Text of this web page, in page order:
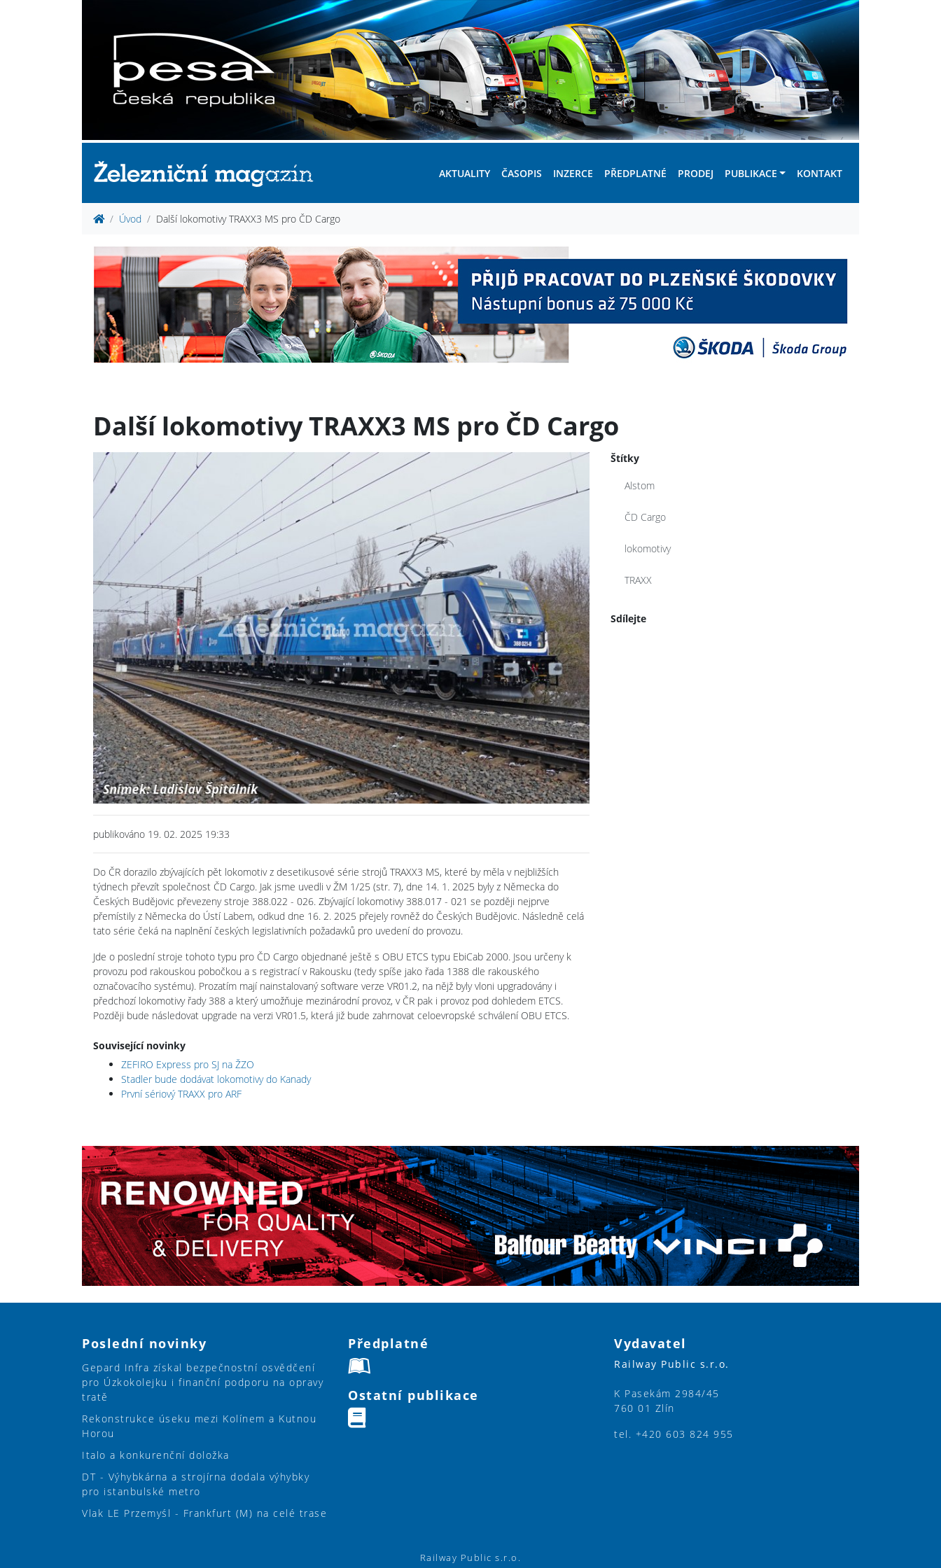
AKTUALITY ČASOPIS INZERCE PŘEDPLATNÉ PRODEJ PUBLIKACE KONTAKT
Úvod Další lokomotivy TRAXX3 MS pro ČD Cargo
Další lokomotivy TRAXX3 MS pro ČD Cargo
publikováno 19. 02. 2025 19:33
Do ČR dorazilo zbývajících pět lokomotiv z desetikusové série strojů TRAXX3 MS, které by měla v nejbližších
týdnech převzít společnost ČD Cargo. Jak jsme uvedli v ŽM 1/25 (str. 7), dne 14. 1. 2025 byly z Německa do
Českých Budějovic převezeny stroje 388.022 - 026. Zbývající lokomotivy 388.017 - 021 se později nejprve
přemístily z Německa do Ústí Labem, odkud dne 16. 2. 2025 přejely rovněž do Českých Budějovic. Následně celá
tato série čeká na naplnění českých legislativních požadavků pro uvedení do provozu.
Jde o poslední stroje tohoto typu pro ČD Cargo objednané ještě s OBU ETCS typu EbiCab 2000. Jsou určeny k
provozu pod rakouskou pobočkou a s registrací v Rakousku (tedy spíše jako řada 1388 dle rakouského
označovacího systému). Prozatím mají nainstalovaný software verze VR01.2, na nějž byly vloni upgradovány i
předchozí lokomotivy řady 388 a který umožňuje mezinárodní provoz, v ČR pak i provoz pod dohledem ETCS.
Později bude následovat upgrade na verzi VR01.5, která již bude zahrnovat celoevropské schválení OBU ETCS.
Související novinky
ZEFIRO Express pro SJ na ŽZO
Stadler bude dodávat lokomotivy do Kanady
První sériový TRAXX pro ARF
Štítky
Alstom
ČD Cargo
lokomotivy
TRAXX
Sdílejte
Poslední novinky
Gepard Infra získal bezpečnostní osvědčení
pro Úzkokolejku i finanční podporu na opravy
tratě
Rekonstrukce úseku mezi Kolínem a Kutnou
Horou
Italo a konkurenční doložka
DT - Výhybkárna a strojírna dodala výhybky
pro istanbulské metro
Vlak LE Przemyśl - Frankfurt (M) na celé trase
Předplatné
Ostatní publikace
Vydavatel
Railway Public s.r.o.
K Pasekám 2984/45
760 01 Zlín
tel. +420 603 824 955
Railway Public s.r.o.